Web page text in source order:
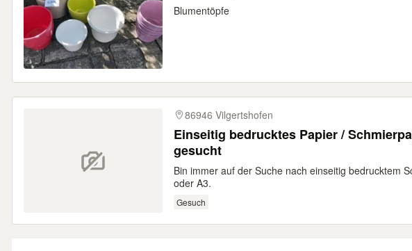
Blumentöpfe
86946 Vilgertshofen
Einseitig bedrucktes Papier /
gesucht
Bin immer auf der Suche nach einseitig bedrucktem
oder A3.
Gesuch